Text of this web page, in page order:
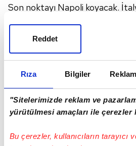
Rıza Bilgiler
"Sitelerimizde reklam ve
yürütülmesi amaçları ile çerezler
Bu çerezler, kullanıcıların tarayıcı
Reddet
Son noktayı Napoli koyacak.
hakkı var . Ancak Osimhen'i
G.Saray da Napoli ile bu
Osimhen'in %51 kalacağını
YENİ BİR DAVİNSON!
2- Transferde hızlı
bölge acil ihtiyaç